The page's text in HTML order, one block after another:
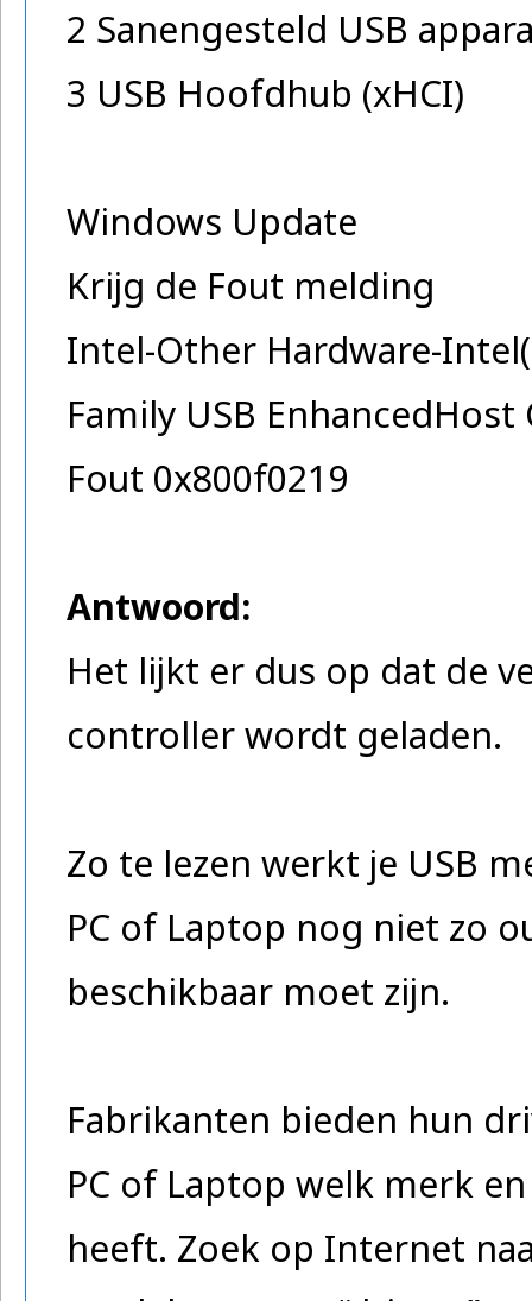
2 Sanengesteld USB
3 USB Hoofdhub (xHCI)
Windows Update
Krijg de Fout melding
Intel-Other Hardware-
Family USB
Fout 0x800f0219
Antwoord:
Het lijkt er dus op dat de
controller wordt geladen.
Zo te lezen werkt je USB
PC of Laptop nog niet zo
beschikbaar moet zijn.
Fabrikanten bieden hun
PC of Laptop welk merk
heeft. Zoek op Internet